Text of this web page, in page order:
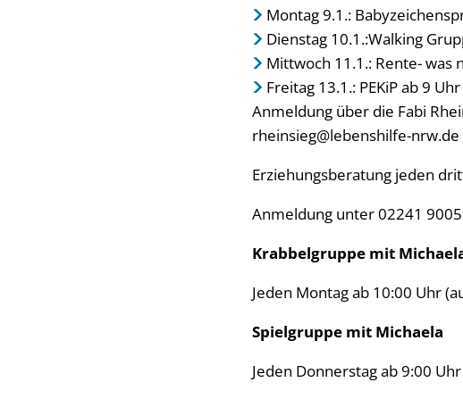
Montag 9.1.:
Dienstag 10.1.:Walking
Mittwoch 11.1.: Rente- was
Freitag 13.1.: PEKiP ab 9
Anmeldung über die Fabi
rheinsieg@lebenshilfe-nrw.de
Erziehungsberatung jeden
Anmeldung unter 02241
Krabbelgruppe mit
Jeden Montag ab 10:00 Uhr
Spielgruppe mit Michaela
Jeden Donnerstag ab 9:00